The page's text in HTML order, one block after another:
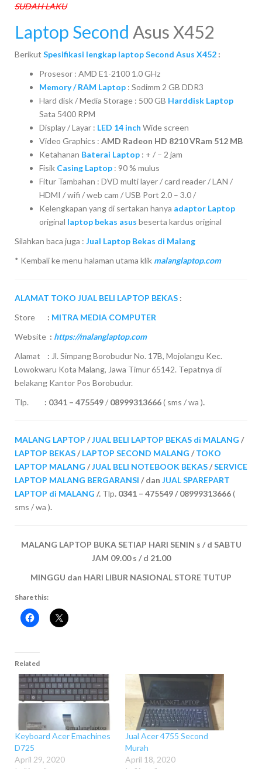
SUDAH LAKU
Laptop Second Asus X452
Berikut Spesifikasi lengkap laptop Second Asus X452 :
Prosesor : AMD E1-2100 1.0 GHz
Memory / RAM Laptop : Sodimm 2 GB DDR3
Hard disk / Media Storage : 500 GB Harddisk Laptop
Sata 5400 RPM
Display / Layar : LED 14 inch Wide screen
Video Graphics : AMD Radeon HD 8210 VRam 512 MB
Ketahanan Baterai Laptop : + / – 2 jam
Fisik Casing Laptop : 90 % mulus
Fitur Tambahan : DVD multi layer / card reader / LAN /
HDMI / wifi / web cam / USB Port 2.0 – 3.0 /
Kelengkapan yang di sertakan hanya adaptor Laptop
original laptop bekas asus beserta kardus original
Silahkan baca juga : Jual Laptop Bekas di Malang
* Kembali ke menu halaman utama klik malanglaptop.com
ALAMAT TOKO JUAL BELI LAPTOP BEKAS :
Store : MITRA MEDIA COMPUTER
Website : https://malanglaptop.com
Alamat : Jl. Simpang Borobudur No. 17B, Mojolangu Kec.
Lowokwaru Kota Malang, Jawa Timur 65142. Tepatnya di
belakang Kantor Pos Borobudur.
Tlp. : 0341 – 475549/ 08999313666( sms / wa ).
MALANG LAPTOP /JUAL BELI LAPTOP BEKAS di MALANG /
LAPTOP BEKAS/LAPTOP SECOND MALANG /TOKO
LAPTOP MALANG /JUAL BELI NOTEBOOK BEKAS/SERVICE
LAPTOP MALANG BERGARANSI / dan JUAL SPAREPART
LAPTOP di MALANG /. Tlp. 0341 – 475549 / 08999313666(
sms / wa ).
MALANG LAPTOP BUKA SETIAP HARI SENIN s / d SABTU
JAM 09.00 s / d 21.00
MINGGU dan HARI LIBUR NASIONAL STORE TUTUP
Share this:
Related
Keyboard Acer Emachines
D725
April 29, 2020
Jual Acer 4755 Second
Murah
April 18, 2020